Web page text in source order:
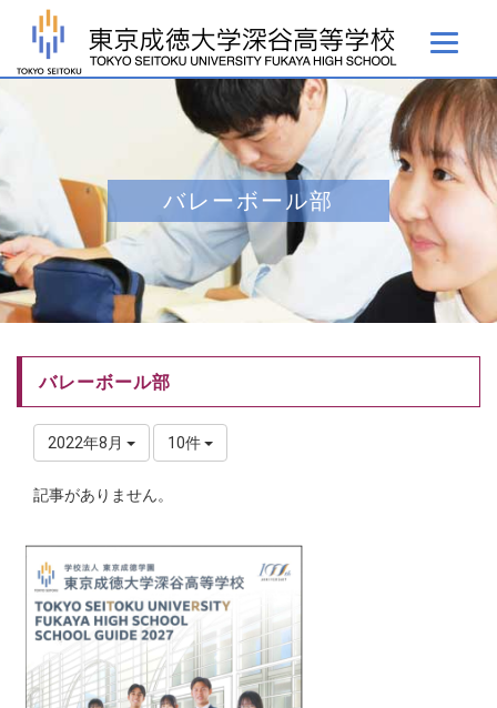
バレーボール部
バレーボール部
2022年8月 10件
記事がありません。